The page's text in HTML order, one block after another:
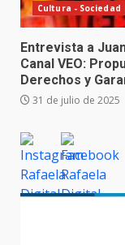
Cultura - Sociedad
Entrevista a
Canal VEO:
Derechos y
31 de julio de 2025